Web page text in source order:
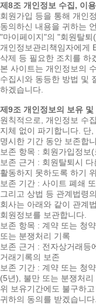
제8조 개인정보 수집, 이
회원가입 등을 통해 개인
동의하신 내용을 귀하는
"마이페이지"의 "회원탈
개인정보관리책임자에게
삭제 등 필요한 조치를 하
본 사이트는 개인정보의
수집시와 동등한 방법 및
하겠습니다.
제9조 개인정보의 보유 및
원칙적으로, 개인정보 수
지체 없이 파기합니다. 단
명시한 기간 동안 보존합
보존 항목 : 회원가입정보
보존 근거 : 회원탈퇴시
활동하지 못하도록 하기
보존 기간 : 사이트 폐쇄
그리고 상법 등 관계법령
회사는 아래와 같이 관계
회원정보를 보관합니다.
보존 항목 : 계약 또는 청
또는 분쟁처리 기록
보존 근거 : 전자상거래등
거래기록의 보존
보존 기간 : 계약 또는 청
(5년), 불만 또는 분쟁처리
위 보유기간에도 불구하
귀하의 동의를 받겠습니다.